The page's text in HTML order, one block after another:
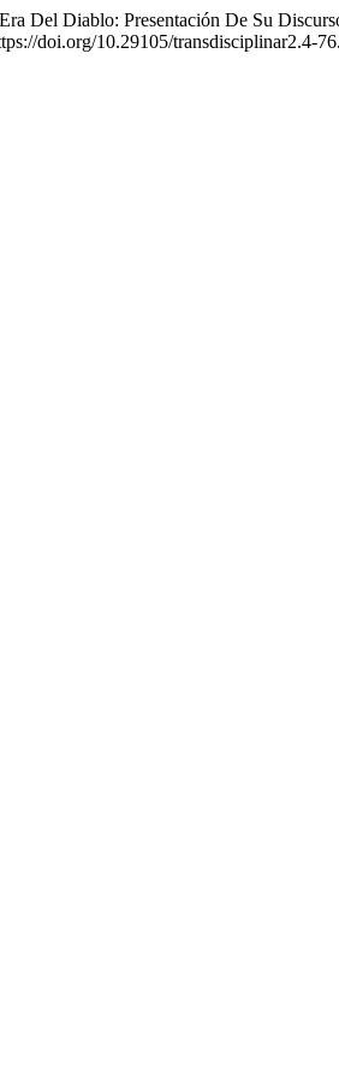
Del Diablo: Presentación De Su
doi.org/10.29105/transdisciplinar2.4-76.